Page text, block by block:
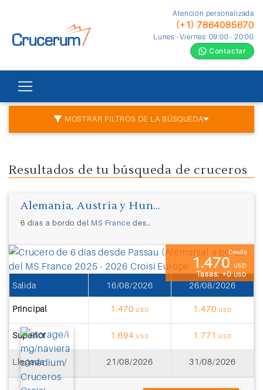
Atención personalizada
(+1) 7864085670
Lunes - Viernes: 09:00 - 20:00
Contactar
MOSTRAR FILTROS DE LA BÚSQUEDA
Resultados de tu búsqueda de cruceros
Alemania, Austria y Hungría
6 días a bordo del MS France desde
Desde
1.470 USD
Tasas: +0USD
Salida 16/08/2026 26/08/2026
Principal 1.470 USD 1.470 USD
Superior 1.694 USD 1.771 USD
Llegada 21/08/2026 31/08/2026